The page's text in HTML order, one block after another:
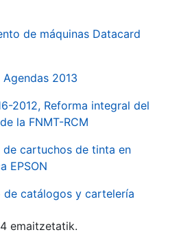
de máquinas Datacard
2013
2012, Reforma integral del
la FNMT-RCM
de cartuchos de tinta en
EPSON
de catálogos y cartelería
emaitzetatik.